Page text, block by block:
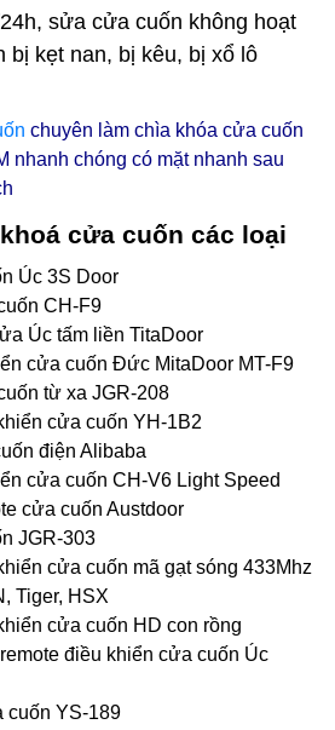
sửa cửa cuốn không hoạt
bị kẹt nan, bị kêu, bị xổ lô
chuyên làm chìa khóa cửa cuốn
nhanh chóng có mặt nhanh sau
cửa cuốn các loại
Úc 3S Door
CH-F9
Úc tấm liền TitaDoor
cửa cuốn Đức MitaDoor MT-F9
từ xa JGR-208
cửa cuốn YH-1B2
điện Alibaba
cửa cuốn CH-V6 Light Speed
cửa cuốn Austdoor
JGR-303
cửa cuốn mã gạt sóng 433Mhz
Tiger, HSX
cửa cuốn HD con rồng
điều khiển cửa cuốn Úc
cuốn YS-189